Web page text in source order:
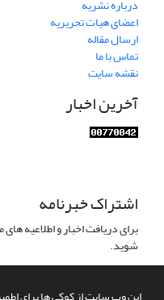
درباره نشریه
اعضای هیات تحریریه
ارسال مقاله
تماس با ما
نقشه سایت
آخرین اخبار
اشتراک خبرنامه
برای دریافت اخبار و اطلاعیه
شوید.